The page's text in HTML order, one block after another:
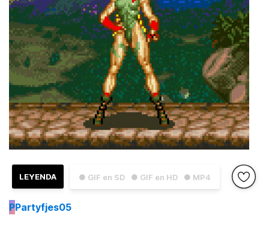
● GIF en SD ● GIF en HD ● MP4
LEYENDA
PPartyfjes05